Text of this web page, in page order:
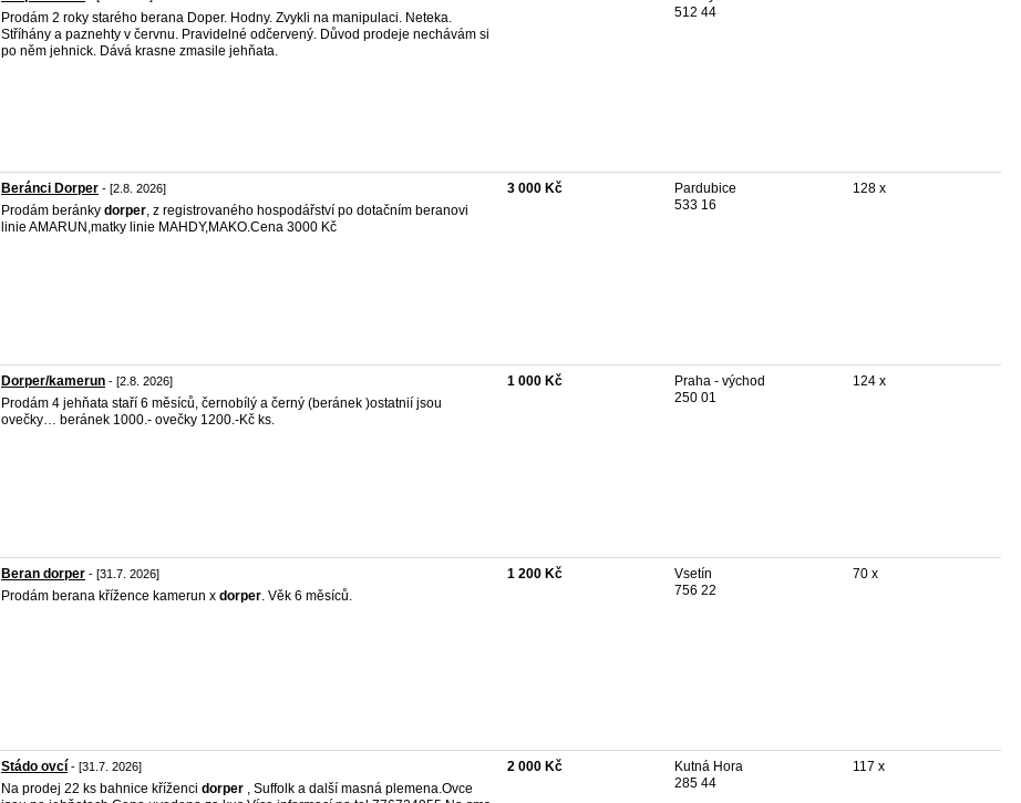
Prodám 2 roky starého berana Doper. Hodny. Zvykli na manipulaci. Neteka.
Stříhány a paznehty v červnu. Pravidelné odčervený. Důvod prodeje nechávám si
po něm jehnick. Dává krasne zmasile jehňata.
512 44
Beránci Dorper - [2.8. 2026]
Prodám beránky dorper, z registrovaného hospodářství po dotačním beranovi
linie AMARUN,matky linie MAHDY,MAKO.Cena 3000 Kč
3 000 Kč
Pardubice
533 16
128 x
Dorper/kamerun - [2.8. 2026]
Prodám 4 jehňata staří 6 měsíců, černobílý a černý (beránek )ostatnií jsou
ovečky… beránek 1000.- ovečky 1200.-Kč ks.
1 000 Kč
Praha - východ
250 01
124 x
Beran dorper - [31.7. 2026]
Prodám berana křížence kamerun x dorper. Věk 6 měsíců.
1 200 Kč
Vsetín
756 22
70 x
Stádo ovcí - [31.7. 2026]
Na prodej 22 ks bahnice kříženci dorper , Suffolk a další masná plemena.Ovce
2 000 Kč
Kutná Hora
285 44
117 x